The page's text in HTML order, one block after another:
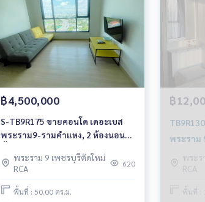
฿4,500,000
S-TB9R175 ขายคอนโด เดอะเบส
พระราม9-รามคำแหง, 2 ห้องนอน
8900พระราม 9 เพชรบุรีตัดใหม่
RCA
620
พื้นที่ : 50.00 ตร.ม.
฿
TB9R130 ให้เช่าคอนโด เดอะ
พระราม
ครบ 32
959-8900
พระร
RCA
พื้นที่ :